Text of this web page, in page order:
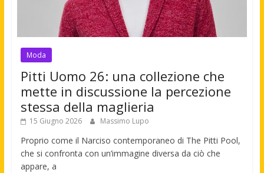
Moda
Pitti Uomo 26: una collezione che
mette in discussione la percezione
stessa della maglieria
15 Giugno 2026 Massimo Lupo
Proprio come il Narciso contemporaneo di The Pitti Pool,
che si confronta con un’immagine diversa da ciò che
appare, a